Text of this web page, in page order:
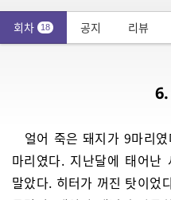
회차 18 공지 리뷰
얼어 죽은 돼지가 9마리
마리였다. 지난달에 태어난
말았다. 히터가 꺼진 탓이었